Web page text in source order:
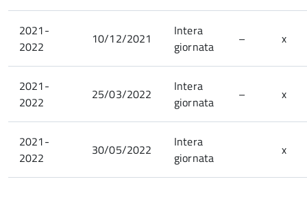
2021-
2022
10/12/2021
Intera
giornata
– x
2021-
2022
25/03/2022
Intera
giornata
– x
2021-
2022
30/05/2022
Intera
giornata
x